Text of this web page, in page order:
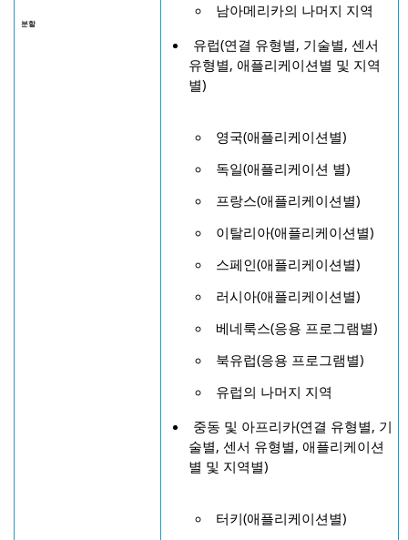
분할
남아메리카의 나머지 지역
유럽(연결 유형별, 기술별, 센서
유형별, 애플리케이션별 및 지역
별)
영국(애플리케이션별)
독일(애플리케이션 별)
프랑스(애플리케이션별)
이탈리아(애플리케이션별)
스페인(애플리케이션별)
러시아(애플리케이션별)
베네룩스(응용 프로그램별)
북유럽(응용 프로그램별)
유럽의 나머지 지역
중동 및 아프리카(연결 유형별, 기
술별, 센서 유형별, 애플리케이션
별 및 지역별)
터키(애플리케이션별)